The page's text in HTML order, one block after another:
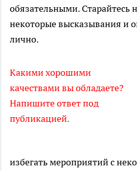
обязательными. Старайтесь
некоторые высказывания и
лично.
Какими хорошими
качествами вы обладаете?
Напишите ответ под
публикацией.
избегать мероприятий с